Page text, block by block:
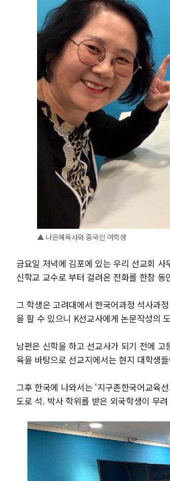
▲ 나은혜목사와 중국인 여학생
금요일 저녁에 김포에 있는 우리 선교회
신학교 교수로 부터 걸려온 전화를 한참
그 학생은 고려대에서 한국어과정 석사과
을 할 수 있으니 K선교사에게 논문작성의
남편은 신학을 하고 선교사가 되기 전에
육을 바탕으로 선교지에서는 현지 대학생
그후 한국에 나와서는 ‘지구촌한국어교육
도로 석. 박사 학위를 받은 외국학생이 무